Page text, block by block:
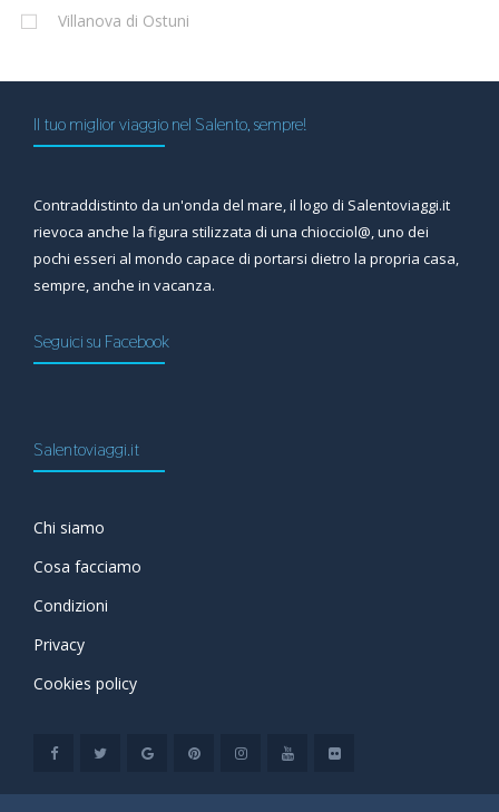
Villanova di Ostuni
Il tuo miglior viaggio nel Salento, sempre!
Contraddistinto da un'onda del mare, il logo di Salentoviaggi.it
rievoca anche la figura stilizzata di una chiocciol@, uno dei
pochi esseri al mondo capace di portarsi dietro la propria casa,
sempre, anche in vacanza.
Seguici su Facebook
Salentoviaggi.it
Chi siamo
Cosa facciamo
Condizioni
Privacy
Cookies policy